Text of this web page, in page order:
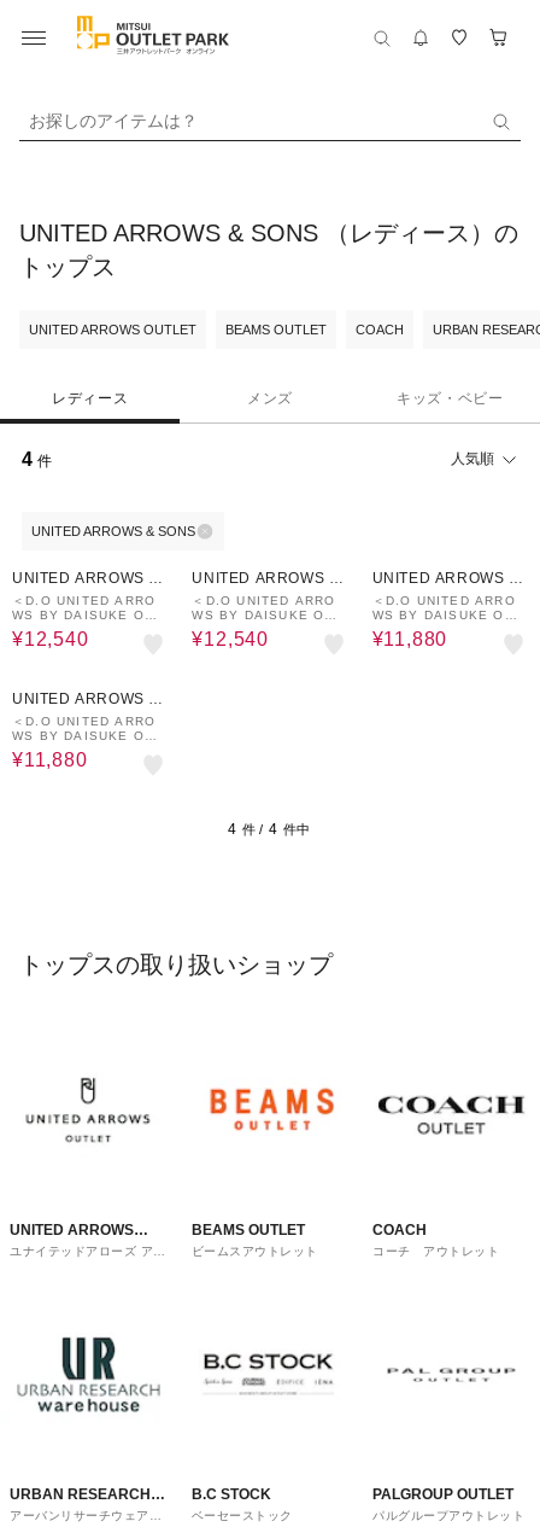
お探しのアイテムは？
UNITED ARROWS & SONS （レディース）の
トップス
UNITED ARROWS OUTLET BEAMS OUTLET COACH URBAN
レディース メンズ キッズ・ベビー
4 件 人気順
UNITED ARROWS & SONS
UNITED ARROWS O
UTLET
＜D.O UNITED ARRO
WS BY DAISUKE OBA
NA for WOMEN＞+10
D/LSL ZIP CREW/トッ
¥12,540
UNITED ARROWS O
UTLET
＜D.O UNITED ARRO
WS BY DAISUKE OBA
NA for WOMEN＞+10
D/LSL ZIP CREW/トッ
¥12,540
UNITED ARROWS O
UTLET
＜D.O UNITED ARRO
WS BY DAISUKE OBA
NA for WOMEN＞+10
DOLMAN LS CREW/ロ
¥11,880
UNITED ARROWS O
UTLET
＜D.O UNITED ARRO
WS BY DAISUKE OBA
NA for WOMEN＞+10
DOLMAN LS CREW/ロ
¥11,880
4 件 / 4 件中
トップスの取り扱いショップ
UNITED ARROWS
OUTLET
ユナイテッドアローズ アウ
BEAMS OUTLET
ビームスアウトレット
COACH
コーチ アウトレット
URBAN RESEARCH
ware house
アーバンリサーチウェアハ
B.C STOCK
ベーセーストック
PALGROUP OUTLET
パルグループアウトレット